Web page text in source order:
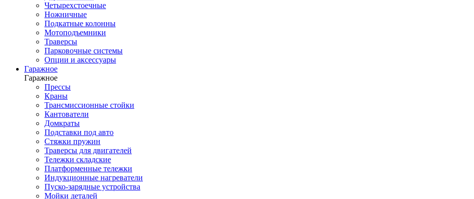
Четырехстоечные
Ножничные
Подкатные колонны
Мотоподъемники
Траверсы
Парковочные системы
Опции и аксессуары
Гаражное
Гаражное
Прессы
Краны
Трансмиссионные стойки
Кантователи
Домкраты
Подставки под авто
Стяжки пружин
Траверсы для двигателей
Тележки складские
Платформенные тележки
Индукционные нагреватели
Пуско-зарядные устройства
Мойки деталей